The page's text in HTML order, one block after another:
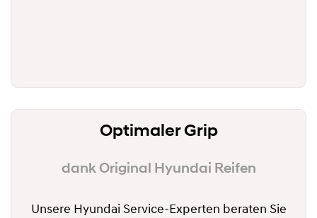
Optimaler Grip
dank Original Hyundai Reifen
Unsere Hyundai Service-Experten beraten Sie